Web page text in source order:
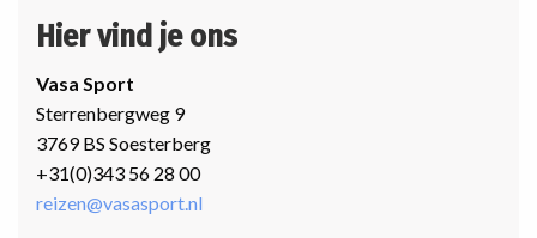
Hier vind je ons
Vasa Sport
Sterrenbergweg 9
3769 BS Soesterberg
+31(0)343 56 28 00
reizen@vasasport.nl